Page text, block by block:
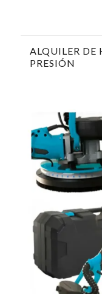
ALQUILER DE
PRESIÓN